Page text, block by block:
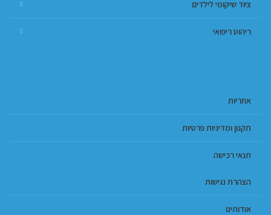
ציוד שיקומי לילדים
ריהוט ריפואי
אחריות
תקנון ומדיניות פרטיות
תנאי רכישה
הצהרת נגישות
אודותינו